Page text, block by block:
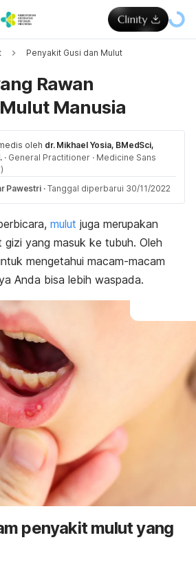
Penyakit Gusi dan Mulut
Rawan
Manusia
oleh dr. Mikhael Yosia, BMedSci,
· General Practitioner · Medicine Sans
Pawestri · Tanggal diperbarui 30/11/2022
mulut juga merupakan
yang masuk ke tubuh. Oleh
mengetahui macam-macam
Anda bisa lebih waspada.
penyakit mulut yang